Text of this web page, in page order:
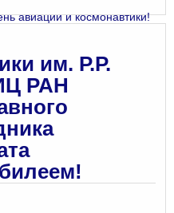
авиации и космонавтики!
им. Р.Р.
РАН